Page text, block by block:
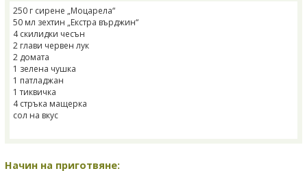
250 г сирене „Моцарела“
50 мл зехтин „Екстра върджин“
4 скилидки чесън
2 глави червен лук
2 домата
1 зелена чушка
1 патладжан
1 тиквичка
4 стръка мащерка
сол на вкус
Начин на приготвяне: